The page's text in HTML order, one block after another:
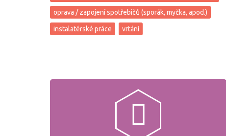
oprava / zapojení spotřebičů (sporák, myčka, apod.)
instalatérské práce vrtání